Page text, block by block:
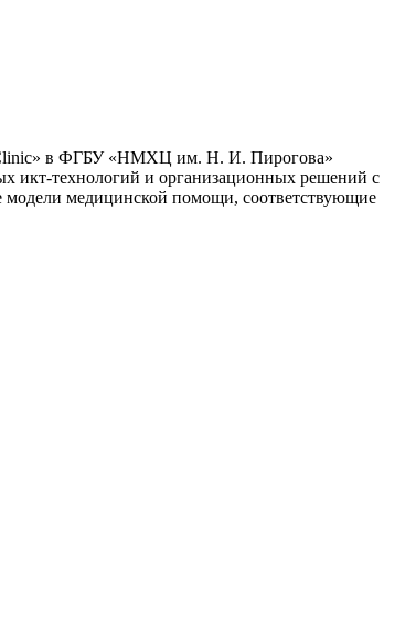
Clinic» в ФГБУ «НМХЦ им. Н. И. Пирогова»
икт-технологий и организационных решений с
модели медицинской помощи, соответствующие